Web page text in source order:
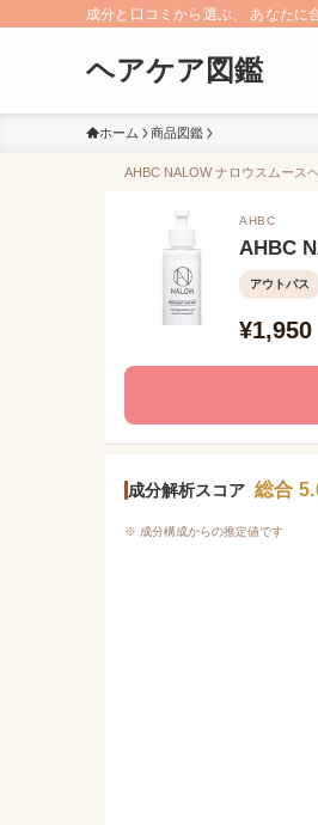
成分と口コミから選ぶ、 あなたに
ヘアケア図鑑
ホーム 商品図鑑
AHBC NALOW ナロウスムース
AHBC
AHBC
アウトバス
¥1,950
成分解析スコア 総合
※ 成分構成からの推定値です